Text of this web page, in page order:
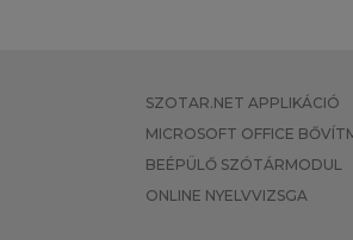
SZOTAR.NET APPLIKÁCIÓ
MICROSOFT OFFICE
BEÉPÜLŐ SZÓTÁRMODUL
ONLINE NYELVVIZSGA